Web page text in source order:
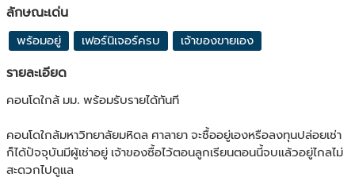
ลักษณะเด่น
พร้อมอยู่ เฟอร์นิเจอร์ครบ เจ้าของขายเอง
รายละเอียด
คอนโดใกล้ มม. พร้อมรับรายได้ทันที
คอนโดใกล้มหาวิทยาลัยมหิดล ศาลายา จะซื้ออยู่เองหรือลงทุนปล่อยเช่า
ก็ได้ปัจจุบันมีผู้เช่าอยู่ เจ้าของซื้อไว้ตอนลูกเรียนตอนนี้จบแล้วอยู่ไกลไม่
สะดวกไปดูแล